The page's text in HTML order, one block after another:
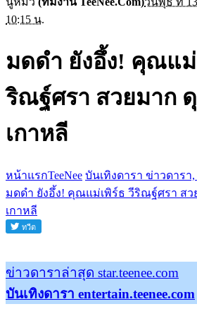
10:15 น.
มดดำ ยังอึ้ง! คุณแม่
ริณฐ์ศรา สวยมาก
เกาหลี
หน้าแรกTeeNee บันเทิงดารา ข่าวดารา
มดดำ ยังอึ้ง! คุณแม่เพิร์ธ วีริณฐ์ศรา สว
เกาหลี
ข่าวดาราล่าสุด star.teenee.com
บันเทิงดารา entertain.teenee.com